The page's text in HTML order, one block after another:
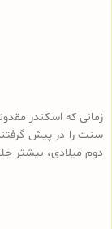
زمانی که اسکندر
سنت را در پیش
دوم میلادی، بیشتر